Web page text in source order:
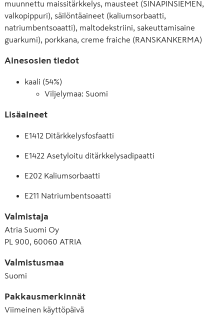
muunnettu maissitärkkelys, mausteet (SINAPINSIEMEN,
valkopippuri), säilöntäaineet (kaliumsorbaatti,
natriumbentsoaatti), maltodekstriini, sakeuttamisaine
guarkumi), porkkana, creme fraiche (RANSKANKERMA)
Ainesosien tiedot
kaali (54%)
Viljelymaa: Suomi
Lisäaineet
E1412 Ditärkkelysfosfaatti
E1422 Asetyloitu ditärkkelysadipaatti
E202 Kaliumsorbaatti
E211 Natriumbentsoaatti
Valmistaja
Atria Suomi Oy
PL 900, 60060 ATRIA
Valmistusmaa
Suomi
Pakkausmerkinnät
Viimeinen käyttöpäivä